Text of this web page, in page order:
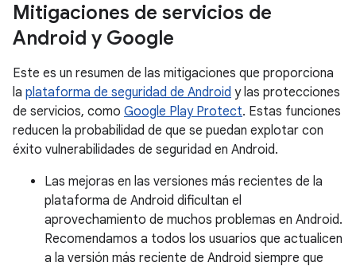
Mitigaciones de servicios de
Android y Google
Este es un resumen de las mitigaciones que proporciona
la plataforma de seguridad de Android y las protecciones
de servicios, como Google Play Protect. Estas funciones
reducen la probabilidad de que se puedan explotar con
éxito vulnerabilidades de seguridad en Android.
Las mejoras en las versiones más recientes de la
plataforma de Android dificultan el
aprovechamiento de muchos problemas en Android.
Recomendamos a todos los usuarios que actualicen
a la versión más reciente de Android siempre que